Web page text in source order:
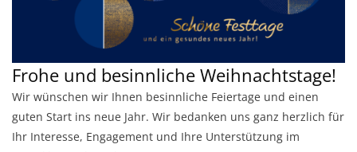
Frohe und besinnliche Weihnachtstage!
Wir wünschen wir Ihnen besinnliche Feiertage und einen
guten Start ins neue Jahr. Wir bedanken uns ganz herzlich für
Ihr Interesse, Engagement und Ihre Unterstützung im